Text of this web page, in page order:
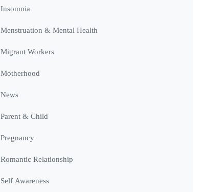
Insomnia
Menstruation & Mental Health
Migrant Workers
Motherhood
News
Parent & Child
Pregnancy
Romantic Relationship
Self Awareness